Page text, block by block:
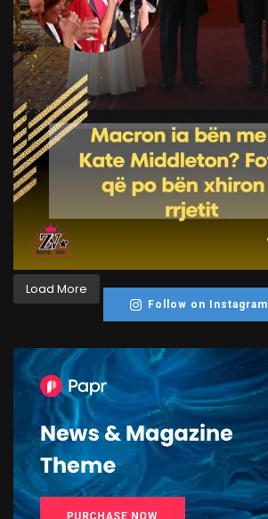
Load More
Follow on Instagram